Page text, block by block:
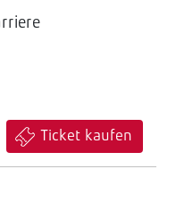
Ticket kaufen